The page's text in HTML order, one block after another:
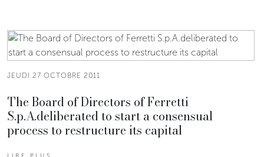
JEUDI 27 OCTOBRE 2011
The Board of Directors of Ferretti
S.p.A.deliberated to start a consensual
process to restructure its capital